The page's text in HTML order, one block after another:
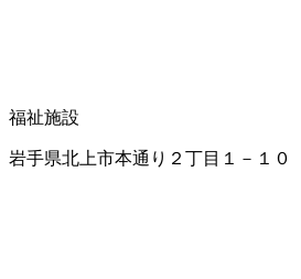
福祉施設
岩手県北上市本通り２丁目１－１０